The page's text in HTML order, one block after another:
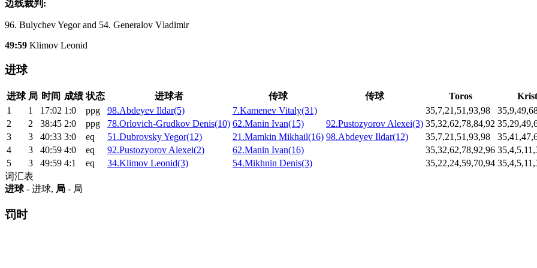
边线裁判:
96. Bulychev Yegor and 54. Generalov Vladimir
49:59 Klimov Leonid
进球
进球 局 时间 成绩 状态 进球者 传球 传球 Toros
1
1 17:02 1:0 ppg 98.Abdeyev Ildar(5) 7.Kamenev Vitaly(31) 35,7,21,51,93,98
2
2 38:45 2:0 ppg 78.Orlovich-Grudkov Denis(10) 62.Manin Ivan(15) 92.Pustozyorov Alexei(3) 35,32,62,78,84,92
3
3 40:33 3:0 eq 51.Dubrovsky Yegor(12) 21.Mamkin Mikhail(16) 98.Abdeyev Ildar(12) 35,7,21,51,93,98
4
3 40:59 4:0 eq 92.Pustozyorov Alexei(2) 62.Manin Ivan(16) 35,32,62,78,92,96
5
3 49:59 4:1 eq 34.Klimov Leonid(3) 54.Mikhnin Denis(3) 35,22,24,59,70,94
词汇表
进球- 进球, 局 - 局
罚时